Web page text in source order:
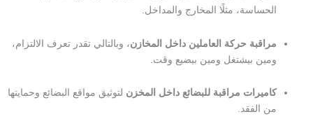
الحساسة، مثلًا المخارج والمداخل.
مراقبة حركة العاملين داخل المخازن، وبالتالي تقدر تعرف الالتزام،
ومين بيشتغل ومين بيضيع وقت.
كاميرات مراقبة للبضائع داخل المخزن لتوثيق مواقع البضائع وحمايتها
من الفقد.